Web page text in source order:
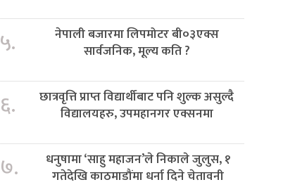
५.
नेपाली बजारमा लिपमोटर बी०३एक्स
सार्वजनिक, मूल्य कति ?
६.
छात्रवृत्ति प्राप्त विद्यार्थीबाट पनि शुल्क असुल्दै
विद्यालयहरु, उपमहानगर एक्सनमा
७.
धनुषामा ‘साहु महाजन’ले निकाले जुलुस, १
गतेदेखि काठमाडौंमा धर्ना दिने चेतावनी